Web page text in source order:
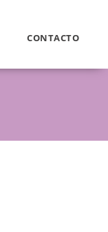
CONTACTO